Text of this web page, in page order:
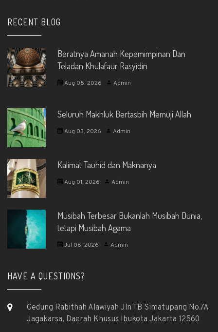
RECENT BLOG
Beratnya Amanah Kepemimpinan Dan
Teladan Khulafaur Rasyidin
Aug 05, 2026 Admin
Seluruh Makhluk Bertasbih Memuji Allah
Aug 03, 2026 Admin
Kalimat Tauhid dan Maknanya
Aug 01, 2026 Admin
Musibah Terbesar Bukanlah Musibah Dunia,
tetapi Musibah Agama
Jul 08, 2026 Admin
HAVE A QUESTIONS?
Gedung Rabithah Alawiyah Jln TB Simatupang No.7A
Jagakarsa, Daerah Khusus Ibukota Jakarta 12560